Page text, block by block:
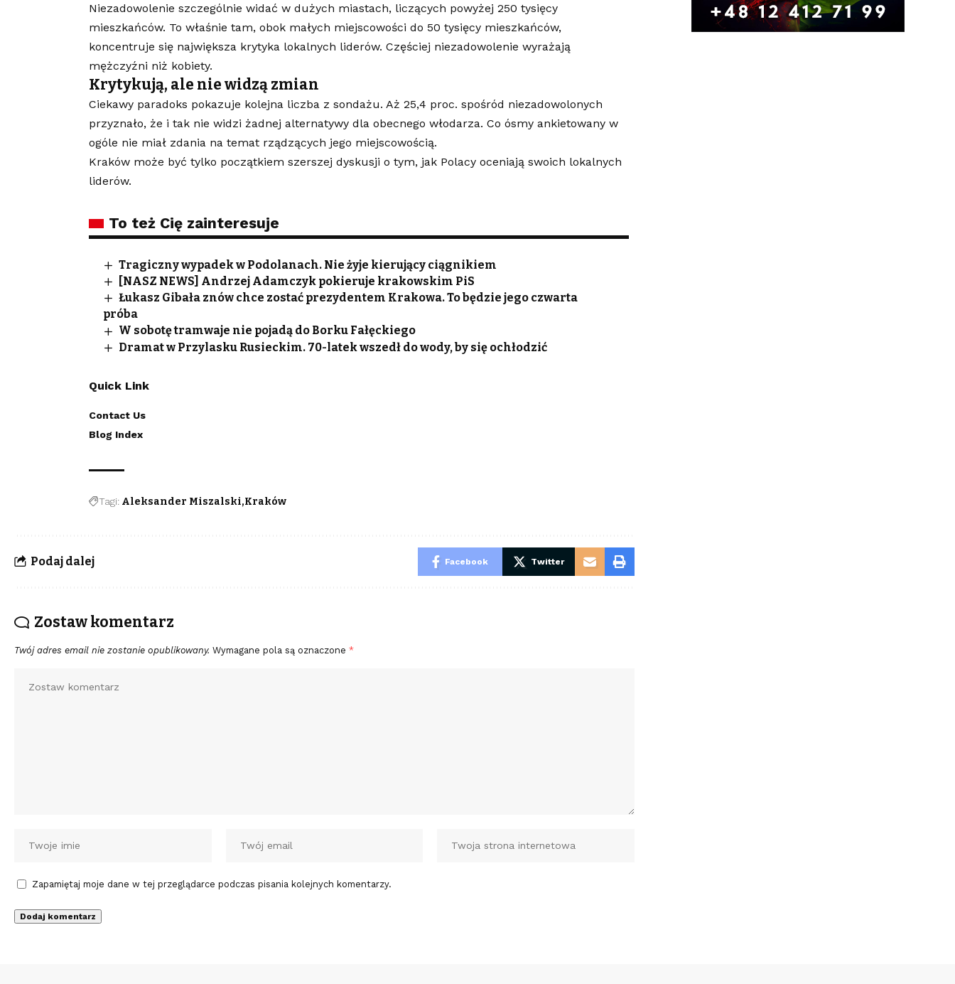
Niezadowolenie szczególnie widać w dużych miastach, liczących powyżej 250 tysięcy
mieszkańców. To właśnie tam, obok małych miejscowości do 50 tysięcy mieszkańców,
koncentruje się największa krytyka lokalnych liderów. Częściej niezadowolenie wyrażają
mężczyźni niż kobiety.
Krytykują, ale nie widzą zmian
Ciekawy paradoks pokazuje kolejna liczba z sondażu. Aż 25,4 proc. spośród niezadowolonych
przyznało, że i tak nie widzi żadnej alternatywy dla obecnego włodarza. Co ósmy ankietowany w
ogóle nie miał zdania na temat rządzących jego miejscowością.
Kraków może być tylko początkiem szerszej dyskusji o tym, jak Polacy oceniają swoich lokalnych
liderów.
To też Cię zainteresuje
Tragiczny wypadek w Podolanach. Nie żyje kierujący ciągnikiem
[NASZ NEWS] Andrzej Adamczyk pokieruje krakowskim PiS
Łukasz Gibała znów chce zostać prezydentem Krakowa. To będzie jego czwarta
próba
W sobotę tramwaje nie pojadą do Borku Fałęckiego
Dramat w Przylasku Rusieckim. 70-latek wszedł do wody, by się ochłodzić
Quick Link
Contact Us
Blog Index
Tagi: Aleksander Miszalski Kraków
Podaj dalej Facebook Twitter
Zostaw komentarz
Twój adres email nie zostanie opublikowany. Wymagane pola są oznaczone *
Zapamiętaj moje dane w tej przeglądarce podczas pisania kolejnych komentarzy.